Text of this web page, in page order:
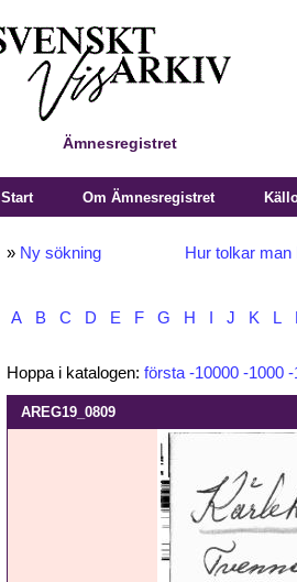
Ämnesregistret
Start Om Ämnesregistret
» Ny sökning Hur tolkar man
A B C D E F G H J K L
Hoppa i katalogen: första -10000 -1000 -
AREG19_0809